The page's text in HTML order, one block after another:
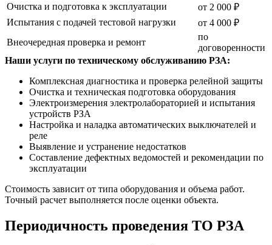
Очистка и подготовка к эксплуатации
от 2 000 ₽
Испытания с подачей тестовой нагрузки
от 4 000 ₽
Внеочередная проверка и ремонт
по
договоренности
Наши услуги по техническому обслуживанию РЗА:
Комплексная диагностика и проверка релейной защиты
Очистка и техническая подготовка оборудования
Электроизмерения электролабораторией и испытания
устройств РЗА
Настройка и наладка автоматических выключателей и
реле
Выявление и устранение недостатков
Составление дефектных ведомостей и рекомендации по
эксплуатации
Стоимость зависит от типа оборудования и объема работ.
Точный расчет выполняется после оценки объекта.
Периодичность проведения ТО РЗА